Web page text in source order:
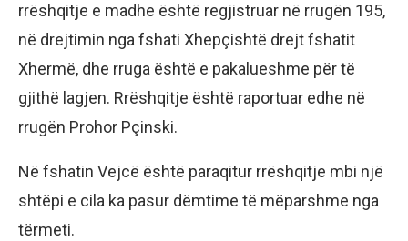
rrëshqitje e madhe është regjistruar në rrugën 195,
në drejtimin nga fshati Xhepçishtë drejt fshatit
Xhermë, dhe rruga është e pakalueshme për të
gjithë lagjen. Rrëshqitje është raportuar edhe në
rrugën Prohor Pçinski.
Në fshatin Vejcë është paraqitur rrëshqitje mbi një
shtëpi e cila ka pasur dëmtime të mëparshme nga
tërmeti.